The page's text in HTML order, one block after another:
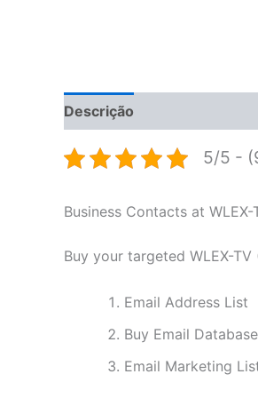
Descrição
5/5 -
Business Contacts at WLEX-
Buy your targeted WLEX-
Email Address List
Buy Email Database
Email Marketing